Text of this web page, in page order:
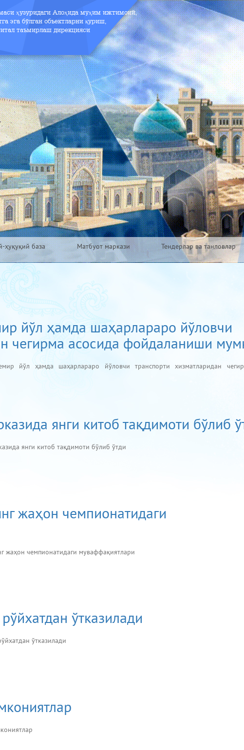
ҳузуридаги Алоҳида муҳим ижтимоий,
эга бўлган объектларни қуриш,
таъмирлаш дирекцияси
ҳуқуқий база Матбуот маркази Тендерлар ва танловлар
йўл ҳамда шаҳарлараро йўловчи
чегирма асосида фойдаланиши
йўл ҳамда шаҳарлараро йўловчи транспорти хизматларидан
янги китоб тақдимоти бўлиб
янги китоб тақдимоти бўлиб ўтди
жаҳон чемпионатидаги
жаҳон чемпионатидаги муваффақиятлари
ўтказилади
ўтказилади